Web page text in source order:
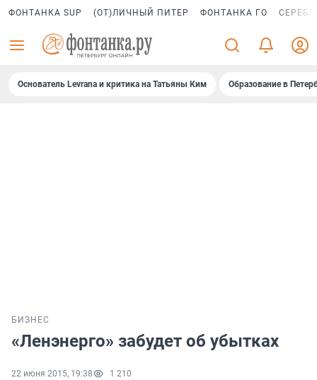
ФОНТАНКА SUP (ОТ)ЛИЧНЫЙ ПИТЕР ФОНТАНКА ГО
Основатель Levrana и критика на Татьяны Ким Образование в
БИЗНЕС
«Ленэнерго» забудет об убытках
22 июня 2015, 19:38 1 210